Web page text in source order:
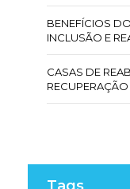
BENEFÍCIOS DO CENTRO INTEGRADO DE
INCLUSÃO E
CASAS DE REABILITAÇÃO AJUDAM NA
CAMINHO PARA